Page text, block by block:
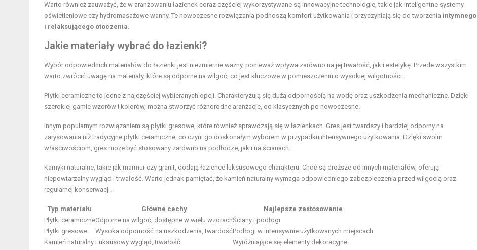
Warto również zauważyć, że w aranżowaniu łazienek coraz częściej wykorzystywane są innowacyjne technologie, takie jak inteligentne systemy
oświetleniowe czy hydromasażowe wanny. Te nowoczesne rozwiązania podnoszą komfort użytkowania i przyczyniają się do tworzenia intymnego
i relaksującego otoczenia.
Jakie materiały wybrać do łazienki?
Wybór odpowiednich materiałów do łazienki jest niezmiernie ważny, ponieważ wpływa zarówno na jej trwałość, jak i estetykę. Przede wszystkim
warto zwrócić uwagę na materiały, które są odporne na wilgoć, co jest kluczowe w pomieszczeniu o wysokiej wilgotności.
Płytki ceramiczne to jedne z najczęściej wybieranych opcji. Charakteryzują się dużą odpornością na wodę oraz uszkodzenia mechaniczne. Dzięki
szerokiej gamie wzorów i kolorów, można stworzyć różnorodne aranżacje, od klasycznych po nowoczesne.
Innym popularnym rozwiązaniem są płytki gresowe, które również sprawdzają się w łazienkach. Gres jest twardszy i bardziej odporny na
zarysowania niż tradycyjne płytki ceramiczne, co czyni go doskonałym wyborem w przypadku intensywnego użytkowania. Dzięki swoim
właściwościom, gres może być stosowany zarówno na podłodze, jak i na ścianach.
Kamyki naturalne, takie jak marmur czy granit, dodają łazience luksusowego charakteru. Choć są droższe od innych materiałów, oferują
niepowtarzalny wygląd i trwałość. Warto jednak pamiętać, że kamień naturalny wymaga odpowiedniego zabezpieczenia przed wilgocią oraz
regularnej konserwacji.
Typ materiału Główne cechy
Najlepsze zastosowanie
Płytki ceramiczneOdporne na wilgoć, dostępne w wielu wzorachŚciany i podłogi
Płytki gresowe
Wysoka odporność na uszkodzenia, twardośćPodłogi w intensywnie użytkowanych miejscach
Kamień naturalny Luksusowy wygląd, trwałość Wyróżniające się elementy dekoracyjne